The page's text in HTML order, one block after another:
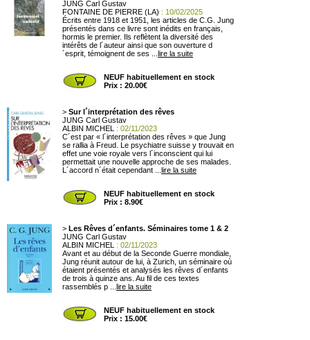
JUNG Carl Gustav
FONTAINE DE PIERRE (LA) : 10/02/2025
Écrits entre 1918 et 1951, les articles de C.G. Jung
présentés dans ce livre sont inédits en français,
hormis le premier. Ils reflètent la diversité des
intérêts de l´auteur ainsi que son ouverture d
´esprit, témoignent de ses ... lire la suite
NEUF habituellement en stock
Prix : 20.00€
> Sur l´interprétation des rêves
JUNG Carl Gustav
ALBIN MICHEL
: 02/11/2023
C´est par « l´interprétation des rêves » que Jung
se rallia à Freud. Le psychiatre suisse y trouvait en
effet une voie royale vers l´inconscient qui lui
permettait une nouvelle approche de ses malades.
L´accord n´était cependant ... lire la suite
NEUF habituellement en stock
Prix : 8.90€
> Les Rêves d´enfants. Séminaires tome 1 & 2
JUNG Carl Gustav
ALBIN MICHEL
: 02/11/2023
Avant et au début de la Seconde Guerre mondiale,
Jung réunit autour de lui, à Zurich, un séminaire où
étaient présentés et analysés les rêves d´enfants
de trois à quinze ans. Au fil de ces textes
rassemblés p ... lire la suite
NEUF habituellement en stock
Prix : 15.00€